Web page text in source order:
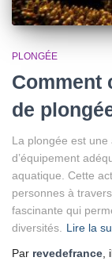
PLONGÉE
Comment
de
La plongée est une
d’équipement
aquatique. Cette
personnes à
fascinante qui
diversités.
Lire la
Par revedefrance